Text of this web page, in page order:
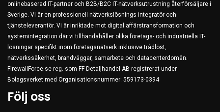
onlinebaserad IT-partner och B2B/B2C IT-nätverksutrustning återförsäljare i
Sverige. Vi är en professionell nätverkslösnings integratör och
tjänsteleverantör. Vi är inriktade mot digital affärstransformation och
systemintegration där vi tillhandahåller olika företags- och industriella IT-
lösningar specifikt inom företagsnätverk inklusive trådlöst,
nätverkssäkerhet, brandväggar, samarbete och datacenterdomän.
FirewallForce.se reg. som FF Detaljhandel AB registrerat under
Bolagsverket med Organisationsnummer: 559173-0394
Följ oss